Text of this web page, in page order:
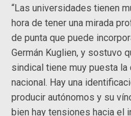
“Las universidades tienen
hora de tener una mirada
de punta que puede
Germán Kuglien, y sostuvo
sindical tiene muy puesta
nacional. Hay una
producir autónomos y su
bien hay tensiones hacia el